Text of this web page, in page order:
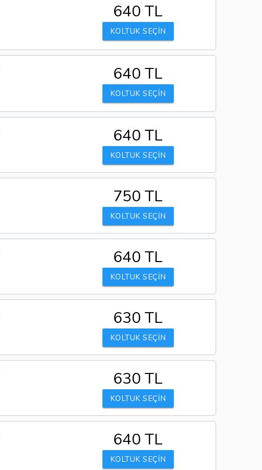
640 TL
KOLTUK SEÇİN
640 TL
KOLTUK SEÇİN
640 TL
KOLTUK SEÇİN
750 TL
KOLTUK SEÇİN
640 TL
KOLTUK SEÇİN
630 TL
KOLTUK SEÇİN
630 TL
KOLTUK SEÇİN
640 TL
KOLTUK SEÇİN